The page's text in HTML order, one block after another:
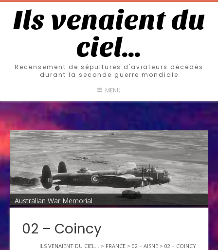
Ils venaient du
ciel…
Recensement de sépultures d'aviateurs décédés
durant la seconde guerre mondiale
MENU
Australian War Memorial
02 – Coincy
ILS VENAIENT DU CIEL... > FRANCE > 02 – AISNE > 02 – COINCY